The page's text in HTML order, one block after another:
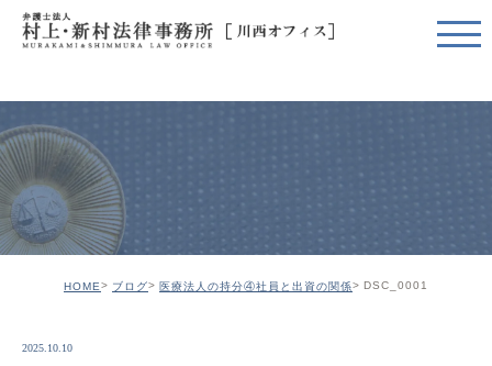
HOME ブログ 医療法人の持分④社員と出資の関係 DSC_0001
2025.10.10